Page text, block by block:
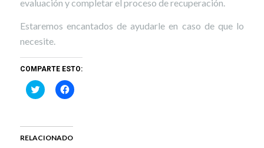
evaluación y completar el proceso de recuperación.
Estaremos encantados de ayudarle en caso de que lo
necesite.
COMPARTE ESTO:
Haz
clic
Twitter
(Se
abre
Haz
clic
Facebook
(Se
abre
RELACIONADO